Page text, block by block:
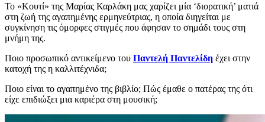
Το «Κουτί» της Μαρίας Καρλάκη μας χαρίζει μία ‘διορατική’ ματιά
στη ζωή της αγαπημένης ερμηνεύτριας, η οποία διηγείται με
συγκίνηση τις όμορφες στιγμές που άφησαν το σημάδι τους στη
μνήμη της.
Ποιο προσωπικό αντικείμενο του Παντελή Παντελίδη έχει στην
κατοχή της η καλλιτέχνιδα;
Ποιο είναι το αγαπημένο της βιβλίο; Πώς έμαθε ο πατέρας της ότι
είχε επιδιώξει μια καριέρα στη μουσική;